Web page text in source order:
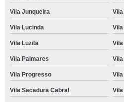
Vila Junqueira
Vila Lucinda
Vila Luzita
Vila Palmares
Vila Progresso
Vila Sacadura Cabral